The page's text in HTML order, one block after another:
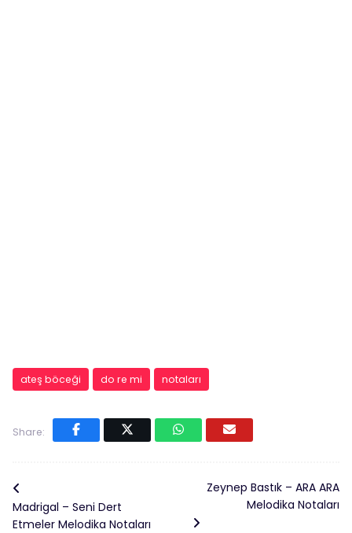
ateş böceği do re mi notaları
Share:
Madrigal – Seni Dert
Etmeler Melodika Notaları
Zeynep Bastık – ARA ARA
Melodika Notaları